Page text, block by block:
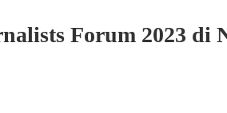
Forum 2023 di